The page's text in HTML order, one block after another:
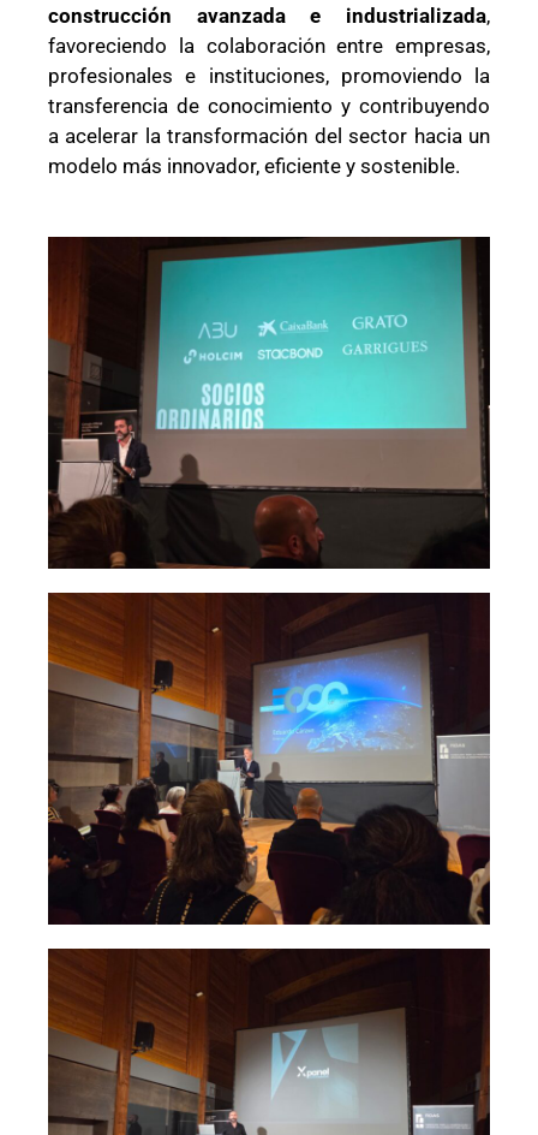
construcción avanzada e industrializada,
favoreciendo la colaboración entre empresas,
profesionales e instituciones, promoviendo la
transferencia de conocimiento y contribuyendo
a acelerar la transformación del sector hacia un
modelo más innovador, eficiente y sostenible.